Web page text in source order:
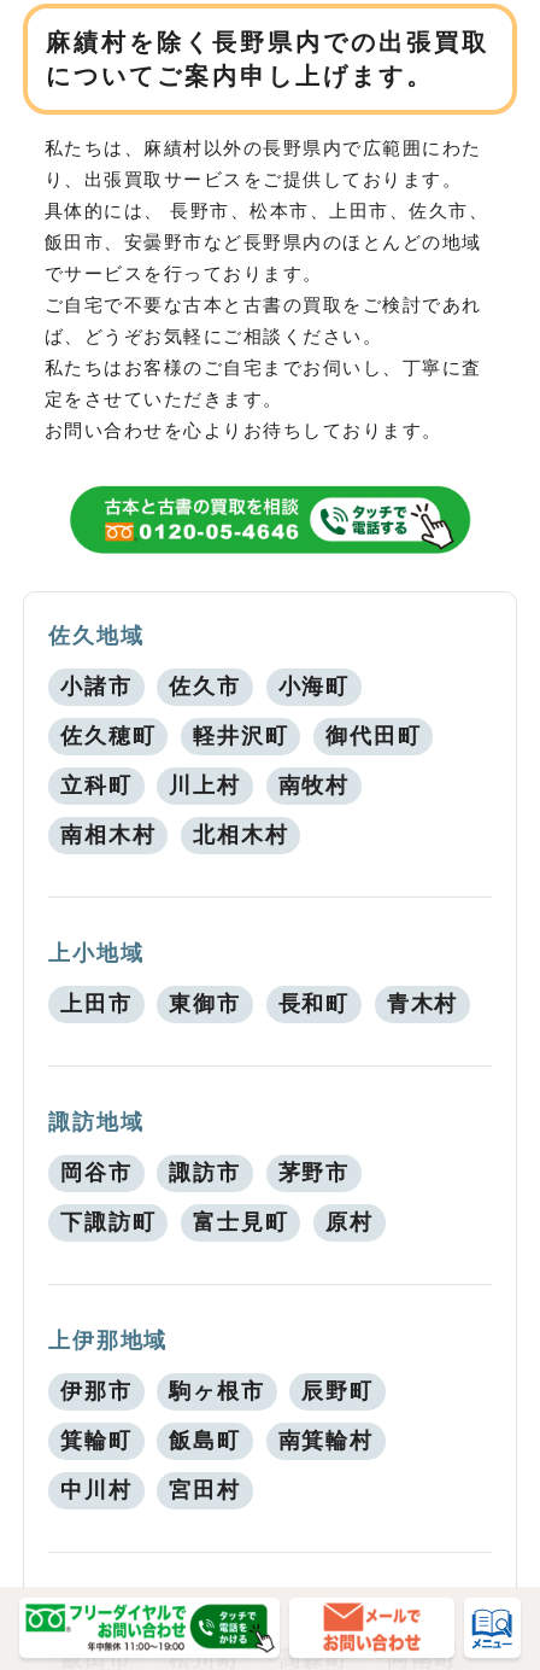
麻績村を除く長野県内での出張買取
についてご案内申し上げます。
私たちは、麻績村以外の長野県内で広範囲にわた
り、 出張買取サービスをご提供しております。
具体的には、 長野市、松本市、上田市、佐久市、
飯田市、安曇野市など長野県内のほとんどの地域
でサービスを行っております。
ご自宅で不要な古本と古書の買取をご検討であれ
ば、どうぞお気軽にご相談ください。
私たちはお客様のご自宅までお伺いし、丁寧に査
定をさせていただきます。
お問い合わせを心よりお待ちしております。
佐久地域
小諸市 佐久市 小海町
佐久穂町 軽井沢町 御代田町
立科町 川上村 南牧村
南相木村 北相木村
上小地域
上田市 東御市 長和町 青木村
諏訪地域
岡谷市 諏訪市 茅野市
下諏訪町 富士見町 原村
上伊那地域
伊那市 駒ヶ根市 辰野町
箕輪町 飯島町 南箕輪村
中川村 宮田村
飯伊地域
飯田市 松川町 高森町 阿南町